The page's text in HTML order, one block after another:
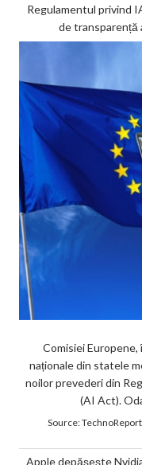
Regulamentul privind
de transparență
Comisiei
naționale din statele
noilor prevederi din
(AI Act).
Source:
Apple depășește